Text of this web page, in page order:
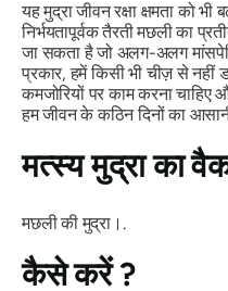
यहमुद्राजीवन रक्षा क्षमता को भी
निर्भयतापूर्वक तैरती मछली का
जा सकता है जो अलग-अलग
प्रकार, हमें किसी भी चीज़ से नहीं
कमजोरियों पर काम करना चाहिए
हम जीवन के कठिन दिनों का
मत्स्यमुद्राका
मछली की मुद्रा।.
कैसे करें?